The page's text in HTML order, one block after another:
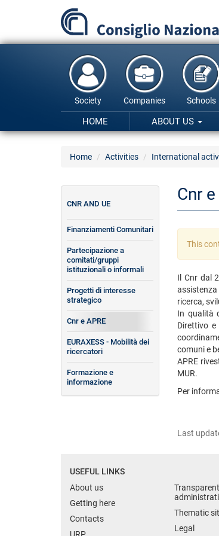
content
Society Companies Schools
HOME ABOUT US
Home Activities International
Cnr
This
Il Cnr dal
ricerca,
In qualità
Direttivo
comuni e
APRE
MUR.
Per
Last
CNR AND UE
Finanziamenti Comunitari
Partecipazione a
comitati/gruppi
istituzionali o informali
Progetti di interesse
strategico
Cnr e APRE
EURAXESS - Mobilità dei
ricercatori
Formazione e
informazione
USEFUL LINKS
About us
Getting here
Contacts
Transparent
Thematic
Legal